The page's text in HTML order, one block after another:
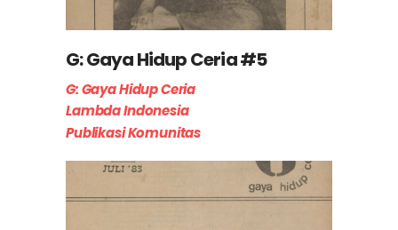
G: Gaya Hidup Ceria #5
G: Gaya Hidup Ceria
Lambda Indonesia
Publikasi Komunitas